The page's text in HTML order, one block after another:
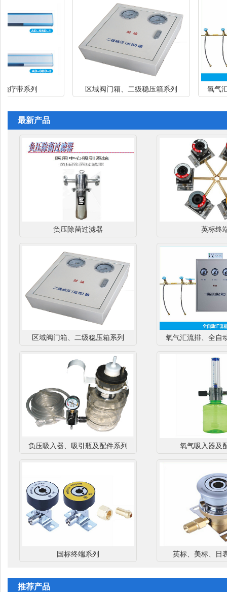
系列 区域阀门箱、二级稳压箱系列 氧气汇流
最新产品
负压除菌过滤器 英标终
区域阀门箱、二级稳压箱系列 氧气汇流排、全自
负压吸入器、吸引瓶及配件系列 氧气吸入器及
国标终端系列 英标、美标、日
推荐产品